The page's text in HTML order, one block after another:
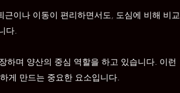
근이나 이동이 편리하면서도, 도심에 비해 비교
다.
하며 양산의 중심 역할을 하고 있습니다. 이런
게 만드는 중요한 요소입니다.